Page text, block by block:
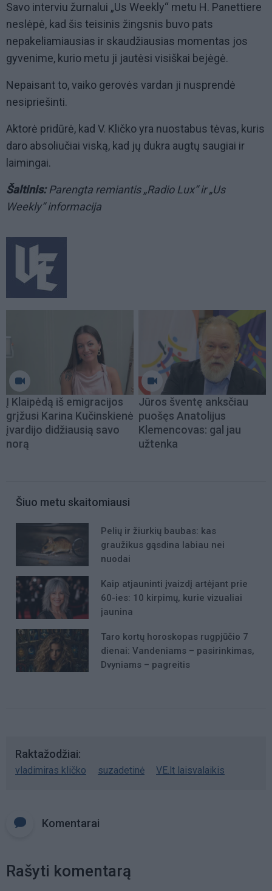
Savo interviu žurnalui „Us Weekly“ metu H. Panettiere
neslėpė, kad šis teisinis žingsnis buvo pats
nepakeliamiausias ir skaudžiausias momentas jos
gyvenime, kurio metu ji jautėsi visiškai bejėgė.
Nepaisant to, vaiko gerovės vardan ji nusprendė
nesipriešinti.
Aktorė pridūrė, kad V. Kličko yra nuostabus tėvas, kuris
daro absoliučiai viską, kad jų dukra augtų saugiai ir
laimingai.
Šaltinis:Parengta remiantis „Radio Lux“ ir „Us
Weekly“ informacija
Į Klaipėdą iš emigracijos
grįžusi Karina Kučinskienė
įvardijo didžiausią savo
norą
Jūros šventę anksčiau
puošęs Anatolijus
Klemencovas: gal jau
užtenka
Šiuo metu skaitomiausi
Pelių ir žiurkių baubas: kas
graužikus gąsdina labiau nei
nuodai
Kaip atjauninti įvaizdį artėjant prie
60-ies: 10 kirpimų, kurie vizualiai
jaunina
Taro kortų horoskopas rugpjūčio 7
dienai: Vandeniams – pasirinkimas,
Dvyniams – pagreitis
Raktažodžiai
vladimiras kličko suzadetinė VE.lt laisvalaikis
Komentarai
Rašyti komentarą